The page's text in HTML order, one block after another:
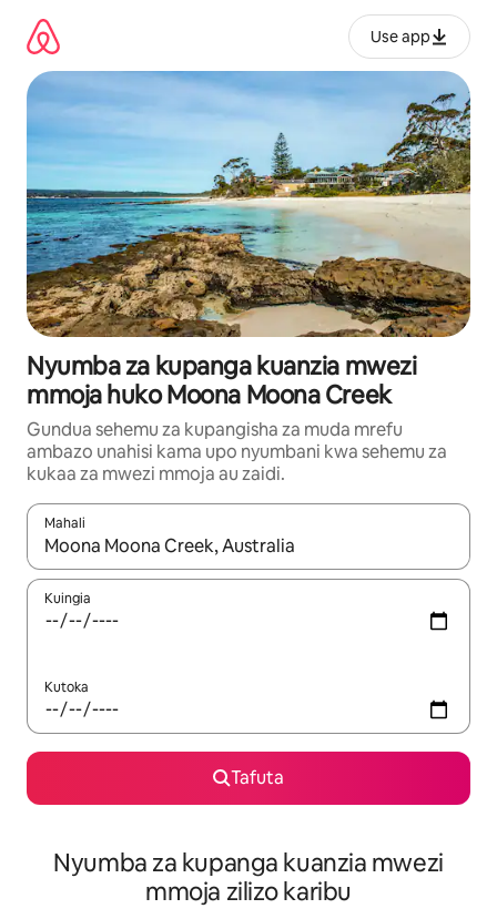
kwenda
kwenye
maudhui
Use app
Nyumba za kupanga kuanzia mwezi
mmoja huko Moona Moona Creek
Gundua sehemu za kupangisha za muda mrefu
ambazo unahisi kama upo nyumbani kwa sehemu za
kukaa za mwezi mmoja au zaidi.
Mahali
Wakati matokeo yanapatikana, vinjari kwa kutumia vitufe vya
Kuingia
Kutoka
Tafuta
Nyumba za kupanga kuanzia mwezi
mmoja zilizo karibu